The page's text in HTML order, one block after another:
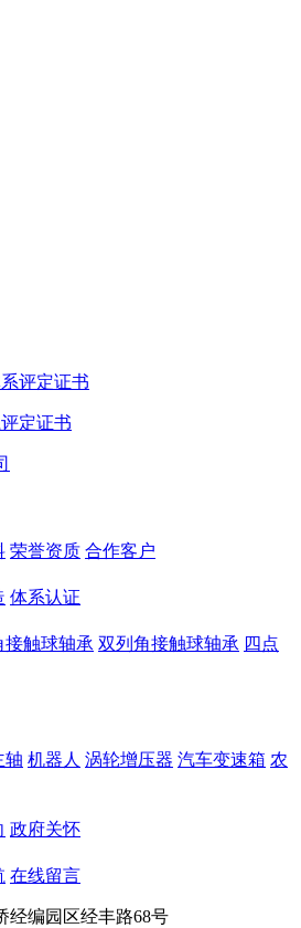
定证书
荣誉资质 合作客户
体系认证
接触球轴承 双列角接触球轴承 四点
轴 机器人 涡轮增压器 汽车变速箱 农
政府关怀
在线留言
经编园区经丰路68号